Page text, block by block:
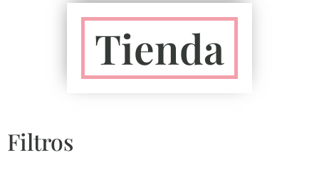
Tienda
Filtros